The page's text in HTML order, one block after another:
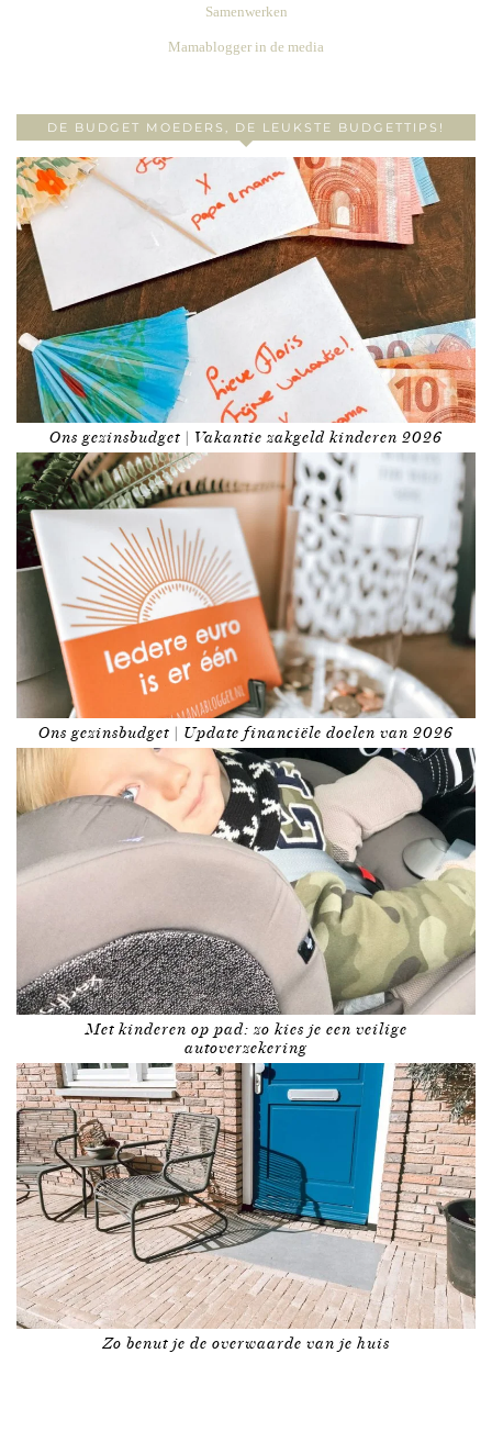
Samenwerken
Mamablogger in de media
DE BUDGET MOEDERS, DE LEUKSTE BUDGETTIPS!
Ons gezinsbudget | Vakantie zakgeld kinderen 2026
Ons gezinsbudget | Update financiële doelen van 2026
Met kinderen op pad: zo kies je een veilige
autoverzekering
Zo benut je de overwaarde van je huis